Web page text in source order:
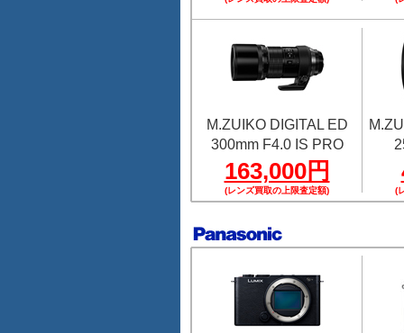
M.ZUIKO DIGITAL ED
300mm F4.0 IS PRO
163,000円
(レンズ買取の上限査定額) (